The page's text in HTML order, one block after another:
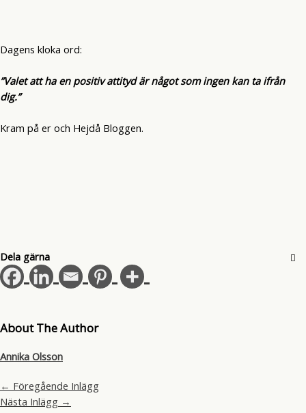
Dagens kloka ord:
”Valet att ha en positiv attityd är något som ingen kan ta ifrån
dig.”
Kram på er och Hejdå Bloggen.
Dela gärna
About The Author
Annika Olsson
← Föregående Inlägg
Nästa Inlägg →